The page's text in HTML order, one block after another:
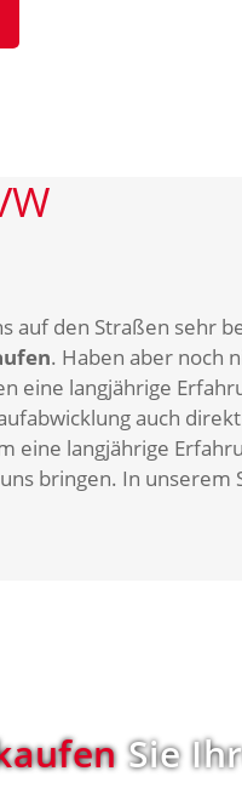
auf den Straßen sehr
. Haben aber noch
eine langjährige
auch
eine langjährige
bringen. In unserem
Sie